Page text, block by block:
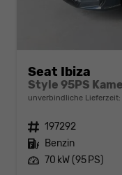
Seat Ibiza
unverbindliche Lieferzeit:
Fahrzeugnr. 197292
Kraftstoff Benzin
Leistung 70 kW (95 PS)